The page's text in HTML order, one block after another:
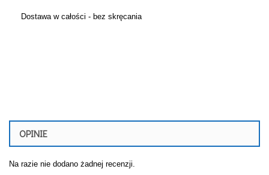
Dostawa w całości - bez skręcania
OPINIE
Na razie nie dodano żadnej recenzji.